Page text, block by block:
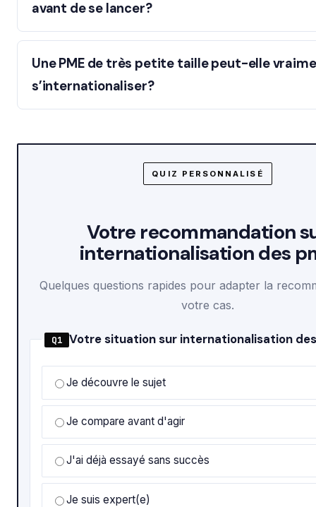
avant de se lancer?
Une PME de très petite taille peut-elle
s’internationaliser?
QUIZ PERSONNALISÉ
Votre recommandation
internationalisation des
Quelques questions rapides pour adapter la
votre cas.
Q1 Votre situation sur internationalisation
Je découvre le sujet
Je compare avant d'agir
J'ai déjà essayé sans succès
Je suis expert(e)